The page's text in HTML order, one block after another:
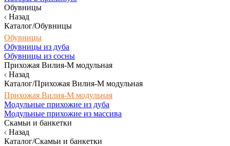
Обувницы
Назад
Каталог/Обувницы
Обувницы
Обувницы из дуба
Обувницы из сосны
Прихожая Вилия-М модульная
Назад
Каталог/Прихожая Вилия-М модульная
Прихожая Вилия-М модульная
Модульные прихожие из дуба
Модульные прихожие из массива
Скамьи и банкетки
Назад
Каталог/Скамьи и банкетки